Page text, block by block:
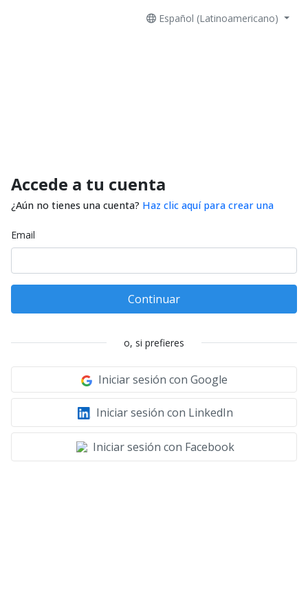
Español (Latinoamericano)
Accede a tu cuenta
¿Aún no tienes una cuenta? Haz clic aquí para crear una
Email
Continuar
o, si prefieres
Iniciar sesión con Google
Iniciar sesión con LinkedIn
Iniciar sesión con Facebook